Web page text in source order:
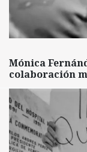
Mónica
colaboración